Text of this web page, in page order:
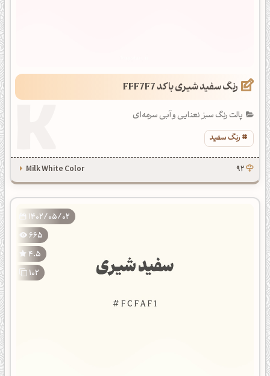
رنگ سفید شیری با کد FFF7F7
پالت رنگ سبز نعنایی و آبی سرمه‌ای
رنگ سفید
92
Milk White Color
1402/05/02
665
4.5
102